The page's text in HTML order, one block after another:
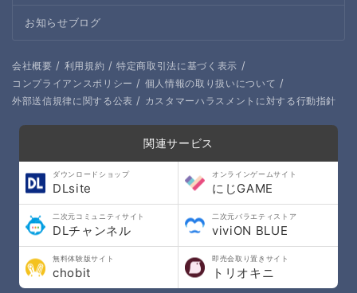
お知らせブログ
会社概要 / 利用規約 / 特定商取引法に基づく表示 /
コンプライアンスポリシー / 個人情報の取り扱いについて /
外部送信規律に関する公表 / カスタマーハラスメントに対する行動指針
関連サービス
ダウンロードショップ
DLsite
オンラインゲームサイト
にじGAME
二次元コミュニティサイト
DLチャンネル
二次元バラエティストア
viviON BLUE
無料体験版サイト
chobit
即売会取り置きサイト
トリオキニ